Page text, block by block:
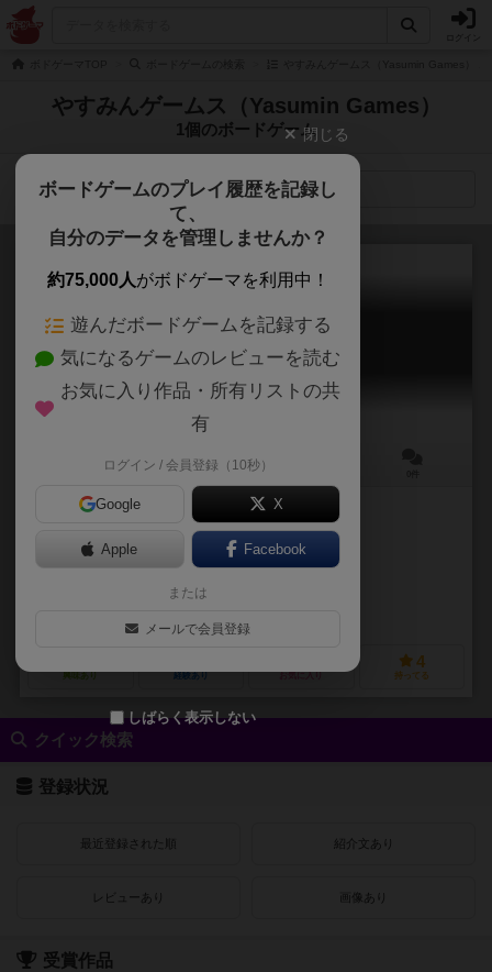
やすみんゲームス（Yasumin Games）
1個のボードゲーム
検索メニュー
黄昏の国のマモノツカイ
Tasogare no Kuni no Mamonotsukai
5～15分
作品説明文の編集者を募集中
未登録
興味あり 経験あり
4
持ってる
クイック検索
登録状況
最近登録された順 紹介文あり
レビューあり 画像あり
受賞作品
閉じる
ボードゲームのプレイ履歴を記録し
て、
自分のデータを管理しませんか？
約75,000人がボドゲーマを利用中！
遊んだボードゲームを記録する
気になるゲームのレビューを読む
お気に入り作品・所有リストの共
有
ログイン / 会員登録（10秒）
Google X
Apple Facebook
または
メールで会員登録
しばらく表示しない